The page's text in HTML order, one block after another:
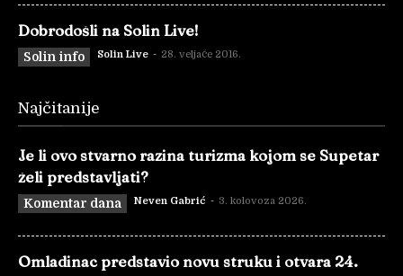
Dobrodošli na Solin Live!
Solin info Solin Live - 28. veljače 2016.
Najčitanije
Je li ovo stvarno razina turizma kojom se Supetar
želi predstavljati?
Komentar dana Neven Gabrić - 3. kolovoza 2026.
Omladinac predstavio novu struku i otvara 24.